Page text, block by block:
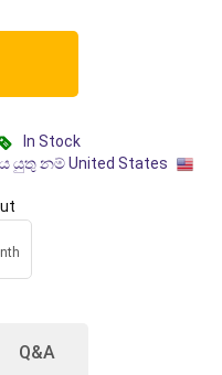
In Stock
නම් United States
Q&A